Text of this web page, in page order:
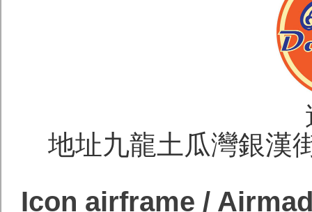
地址九龍土瓜灣銀漢
Icon airframe /